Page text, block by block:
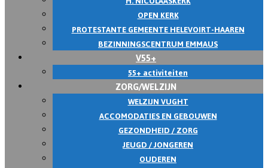
OPEN KERK
PROTESTANTE GEMEENTE HELEVOIRT-HAAREN
BEZINNINGSCENTRUM EMMAUS
V55+
55+ activiteiten
ZORG/WELZIJN
WELZIJN VUGHT
ACCOMODATIES EN GEBOUWEN
GEZONDHEID / ZORG
JEUGD / JONGEREN
OUDEREN